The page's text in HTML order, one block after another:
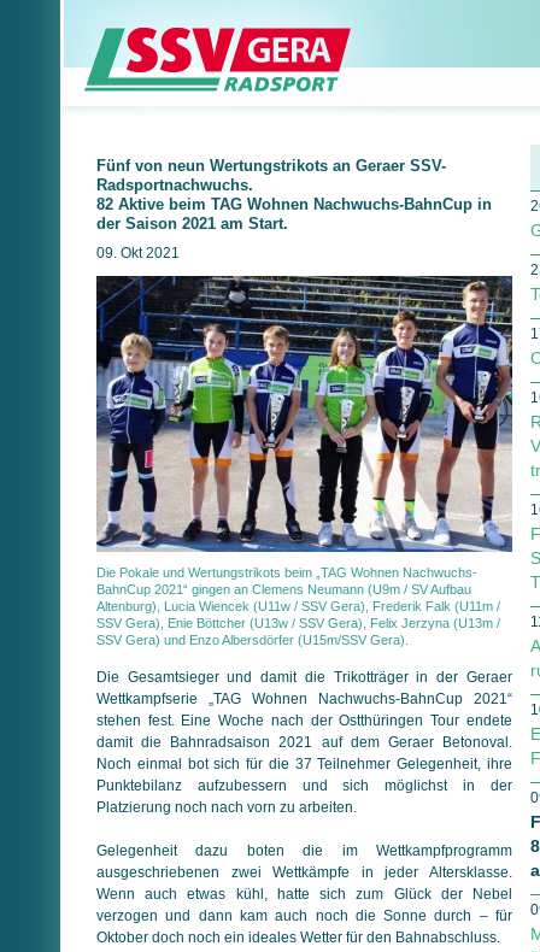
Fünf von neun Wertungstrikots an Geraer SSV-
Radsportnachwuchs.
82 Aktive beim TAG Wohnen Nachwuchs-BahnCup in
der Saison 2021 am Start.
09. Okt 2021
Die Pokale und Wertungstrikots beim „TAG Wohnen Nachwuchs-
BahnCup 2021“ gingen an Clemens Neumann (U9m / SV Aufbau
Altenburg), Lucia Wiencek (U11w / SSV Gera), Frederik Falk (U11m /
SSV Gera), Enie Böttcher (U13w / SSV Gera), Felix Jerzyna (U13m /
SSV Gera) und Enzo Albersdörfer (U15m/SSV Gera).
Die Gesamtsieger und damit die Trikotträger in der Geraer
Wettkampfserie „TAG Wohnen Nachwuchs-BahnCup 2021“
stehen fest. Eine Woche nach der Ostthüringen Tour endete
damit die Bahnradsaison 2021 auf dem Geraer Betonoval.
Noch einmal bot sich für die 37 Teilnehmer Gelegenheit, ihre
Punktebilanz aufzubessern und sich möglichst in der
Platzierung noch nach vorn zu arbeiten.
Gelegenheit dazu boten die im Wettkampfprogramm
ausgeschriebenen zwei Wettkämpfe in jeder Altersklasse.
Wenn auch etwas kühl, hatte sich zum Glück der Nebel
verzogen und dann kam auch noch die Sonne durch – für
Oktober doch noch ein ideales Wetter für den Bahnabschluss.